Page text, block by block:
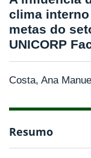
clima
metas do
UNICORP
Costa, Ana
Resumo